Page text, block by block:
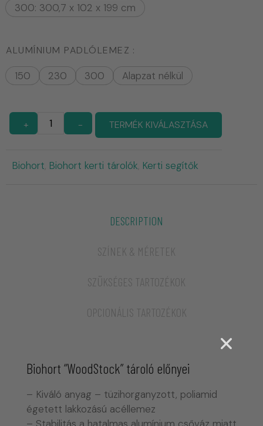
300: 300,7 x 102 x 199 cm
ALUMÍNIUM PADLÓLEMEZ
150 230 300 Alapzat nélkül
+ - TERMÉK KIVÁLASZTÁSA
Biohort Biohort kerti tárolók Kerti segítők
DESCRIPTION
SZÍNEK & MÉRETEK
SZÜKSÉGES TARTOZÉKOK
OPCIONÁLIS TARTOZÉKOK
Biohort “WoodStock” tároló előnyei
– Kiváló anyag – tüzihorganyzott, poliamid
égetett lakkozású acéllemez